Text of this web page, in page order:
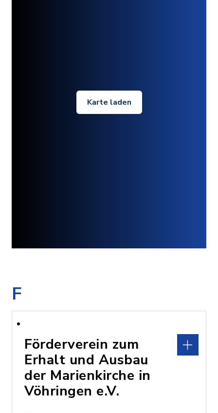
Karte laden
F
Förderverein zum
Erhalt und Ausbau
der Marienkirche in
Vöhringen e.V.